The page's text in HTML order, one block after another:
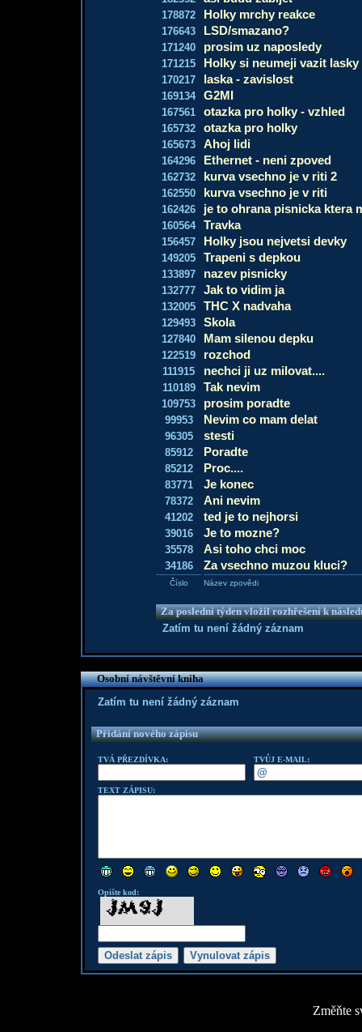
178872 Holky mrchy reakce
176643 LSD/smazano?
171240 prosim uz naposledy
171215 Holky si neumeji vazit lasky
170217 laska - zavislost
169134 G2MI
167561 otazka pro holky - vzhled
165732 otazka pro holky
165673 Ahoj lidi
164296 Ethernet - neni zpoved
162732 kurva vsechno je v riti 2
162550 kurva vsechno je v riti
162426 je to ohrana pisnicka ktera
160564 Travka
156457 Holky jsou nejvetsi devky
149205 Trapeni s depkou
133897 nazev pisnicky
132777 Jak to vidim ja
132005 THC X nadvaha
129493 Skola
127840 Mam silenou depku
122519 rozchod
111915 nechci ji uz milovat....
110189 Tak nevim
109753 prosim poradte
99953 Nevim co mam delat
96305 stesti
85912 Poradte
85212 Proc....
83771 Je konec
78372 Ani nevim
41202 ted je to nejhorsi
39016 Je to mozne?
35578 Asi toho chci moc
34186 Za vsechno muzou kluci?
Číslo Název zpovědi
Za poslední týden vložil rozhřešení k
Zatím tu není žádný záznam
Osobní návštěvní kniha
Zatím tu není žádný záznam
Přidání nového zápisu
TVÁ PŘEZDÍVKA: TVŮJ E-MAIL:
TEXT ZÁPISU:
Opište kod:
Změňte